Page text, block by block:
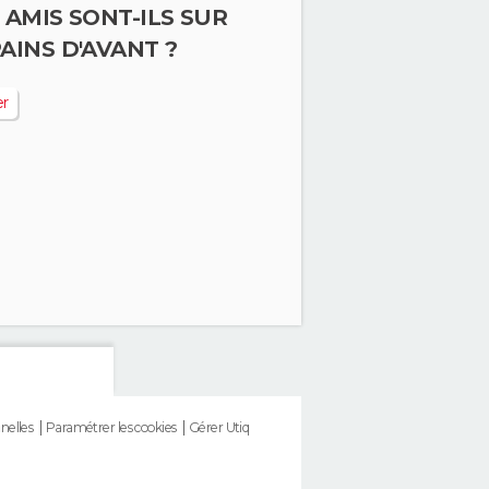
AMIS SONT-ILS SUR
D'AVANT ?
Paramétrer les cookies
Gérer Utiq